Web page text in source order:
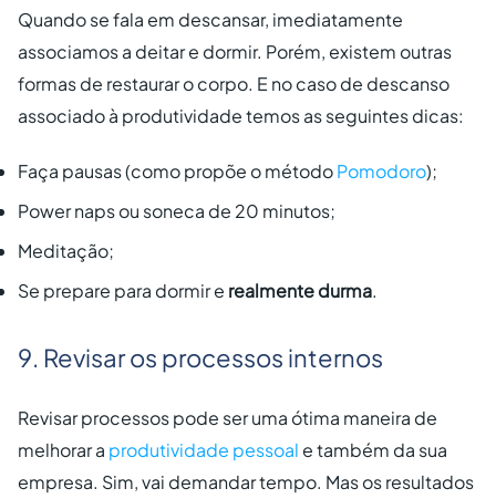
Quando se fala em descansar, imediatamente
associamos a deitar e dormir. Porém, existem outras
formas de restaurar o corpo. E no caso de descanso
associado à produtividade temos as seguintes dicas:
Faça pausas (como propõe o métodoPomodoro);
Power napsou soneca de 20 minutos;
Meditação;
Se prepare para dormir e realmente durma.
9. Revisar os processos internos
Revisar processos pode ser uma ótima maneira de
melhorar a produtividade pessoal e também da sua
empresa. Sim, vai demandar tempo. Mas os resultados